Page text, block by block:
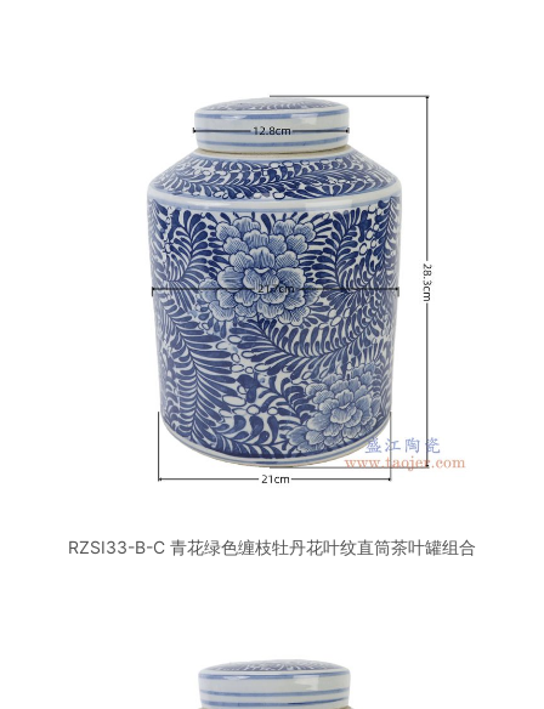
RZSI33-B-C 青花绿色缠枝牡丹花叶纹直筒茶叶罐组合